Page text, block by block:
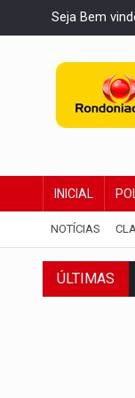
Seja Bem
INICIAL
NOTÍCIAS
ÚLTIMAS